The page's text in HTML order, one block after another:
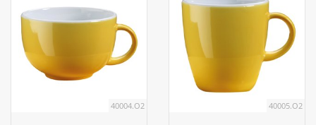
40004.O2 40005.O2